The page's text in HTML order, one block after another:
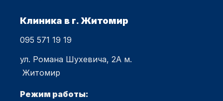
Клиника в г. Житомир
095 571 19 19
ул. Романа Шухевича, 2А м.
Житомир
Режим работы: